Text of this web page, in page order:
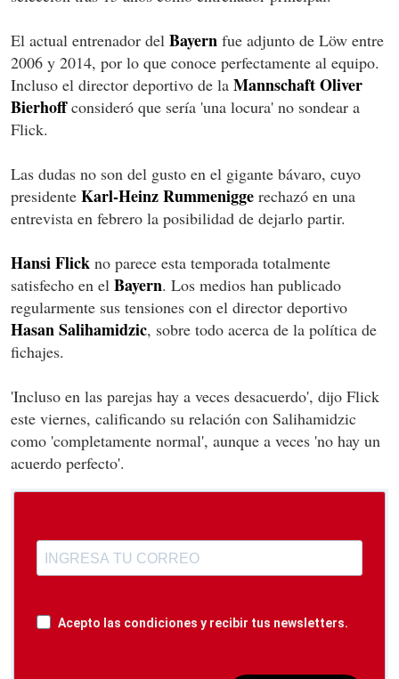
El actual entrenador del Bayern fue adjunto de Löw entre
2006 y 2014, por lo que conoce perfectamente al equipo.
Incluso el director deportivo de la MannschaftOliver
Bierhoffconsideró que sería 'una locura' no sondear a
Flick.
Las dudas no son del gusto en el gigante bávaro, cuyo
presidente Karl-Heinz Rummenigge rechazó en una
entrevista en febrero la posibilidad de dejarlo partir.
Hansi Flick no parece esta temporada totalmente
satisfecho en el Bayern. Los medios han publicado
regularmente sus tensiones con el director deportivo
Hasan Salihamidzic, sobre todo acerca de la política de
fichajes.
'Incluso en las parejas hay a veces desacuerdo', dijo Flick
este viernes, calificando su relación con Salihamidzic
como 'completamente normal', aunque a veces 'no hay un
acuerdo perfecto'.
Acepto las condiciones y recibir tus newsletters.